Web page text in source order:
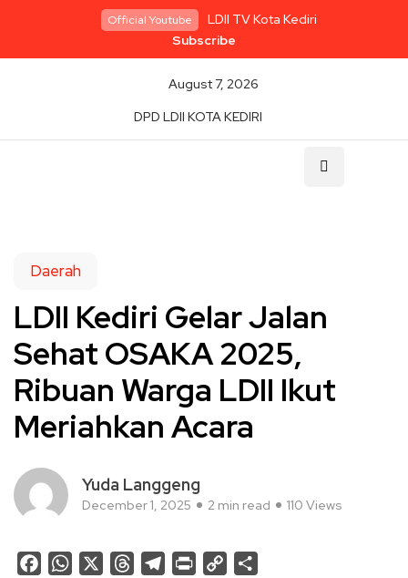
Official Youtube
LDII TV Kota Kediri
Subscribe
August 7, 2026
DPD LDII KOTA KEDIRI
Daerah
LDII Kediri Gelar Jalan
Sehat OSAKA 2025,
Ribuan Warga LDII Ikut
Meriahkan Acara
Yuda Langgeng
December 1, 2025 2 min read 110 Views
FacebookWhatsApp ThreadsTelegram
Print
Copy